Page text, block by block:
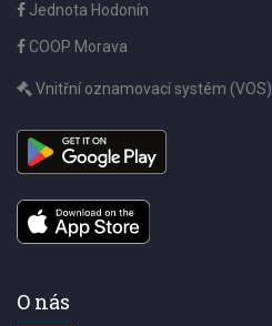
Jednota Hodonín
COOP Morava
Vnitřní oznamovací systém (VOS)
O nás